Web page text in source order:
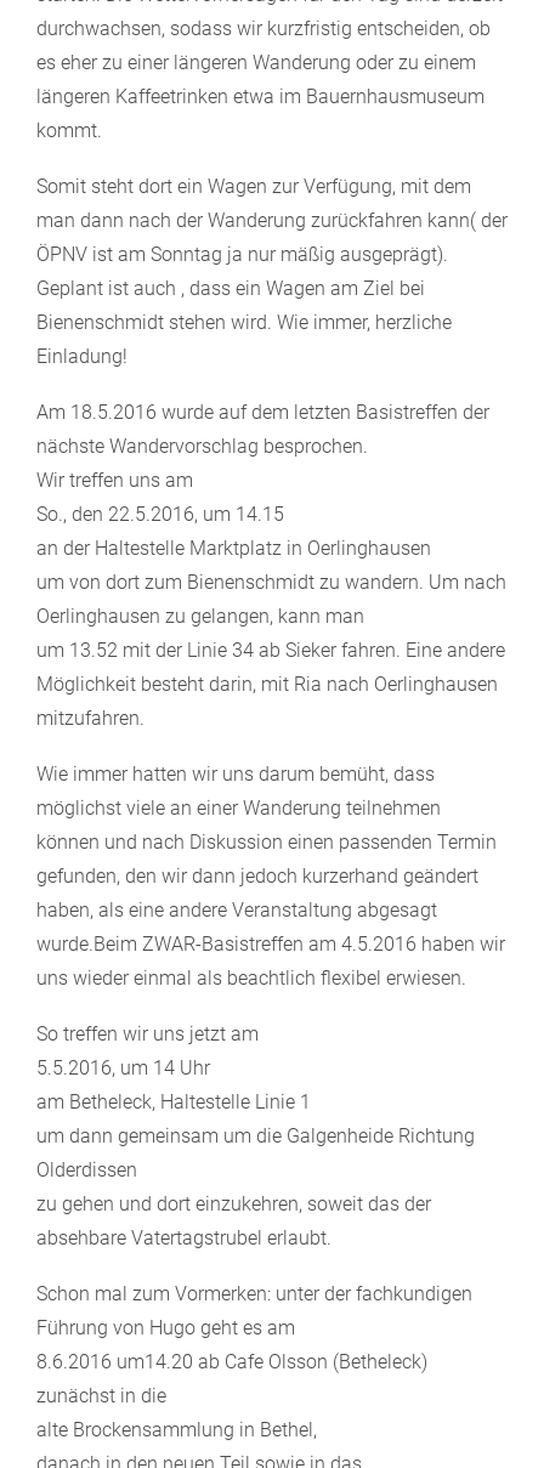
durchwachsen, sodass wir kurzfristig entscheiden, ob
es eher zu einer längeren Wanderung oder zu einem
längeren Kaffeetrinken etwa im Bauernhausmuseum
kommt.
Somit steht dort ein Wagen zur Verfügung, mit dem
man dann nach der Wanderung zurückfahren kann( der
ÖPNV ist am Sonntag ja nur mäßig ausgeprägt).
Geplant ist auch , dass ein Wagen am Ziel bei
Bienenschmidt stehen wird. Wie immer, herzliche
Einladung!
Am 18.5.2016 wurde auf dem letzten Basistreffen der
nächste Wandervorschlag besprochen.
Wir treffen uns am
So., den 22.5.2016, um 14.15
an der Haltestelle Marktplatz in Oerlinghausen
um von dort zum Bienenschmidt zu wandern. Um nach
Oerlinghausen zu gelangen, kann man
um 13.52 mit der Linie 34 ab Sieker fahren. Eine andere
Möglichkeit besteht darin, mit Ria nach Oerlinghausen
mitzufahren.
Wie immer hatten wir uns darum bemüht, dass
möglichst viele an einer Wanderung teilnehmen
können und nach Diskussion einen passenden Termin
gefunden, den wir dann jedoch kurzerhand geändert
haben, als eine andere Veranstaltung abgesagt
wurde.Beim ZWAR-Basistreffen am 4.5.2016 haben wir
uns wieder einmal als beachtlich flexibel erwiesen.
So treffen wir uns jetzt am
5.5.2016, um 14 Uhr
am Betheleck, Haltestelle Linie 1
um dann gemeinsam um die Galgenheide Richtung
Olderdissen
zu gehen und dort einzukehren, soweit das der
absehbare Vatertagstrubel erlaubt.
Schon mal zum Vormerken: unter der fachkundigen
Führung von Hugo geht es am
8.6.2016 um14.20 ab Cafe Olsson (Betheleck)
zunächst in die
alte Brockensammlung in Bethel,